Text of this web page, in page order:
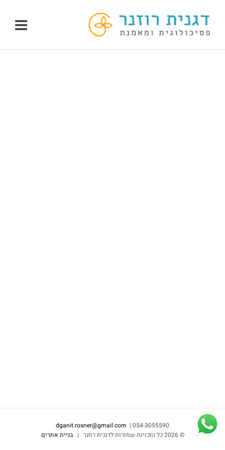
לתוכן
054-3055590 |
dganit.rosner@gmail.com
©2026 כל הזכויות שמורות לדגנית רוזנר | בניית אתרים